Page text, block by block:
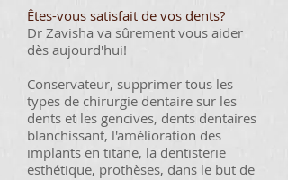
Êtes-vous satisfait de vos dents?
Dr Zavisha va sûrement vous aider
dès aujourd'hui!
Conservateur, supprimer tous les
types de chirurgie dentaire sur les
dents et les gencives, dents dentaires
blanchissant, l'amélioration des
implants en titane, la dentisterie
esthétique, prothèses, dans le but de